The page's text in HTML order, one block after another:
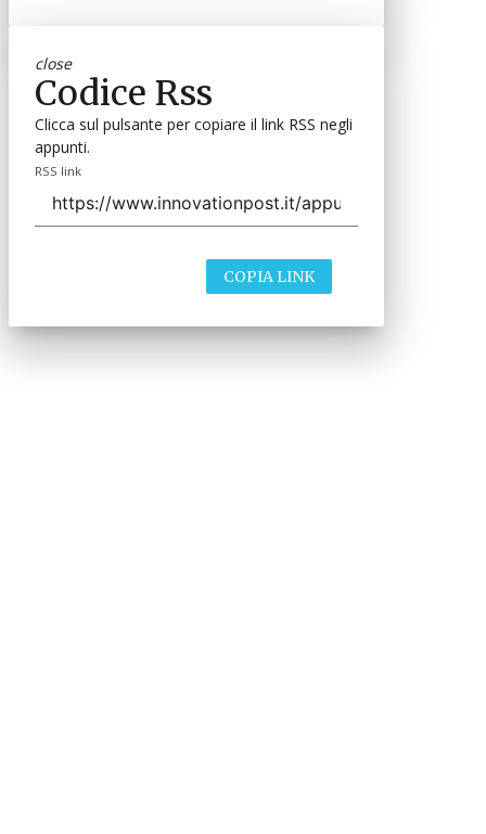
close
Codice Rss
Clicca sul pulsante per copiare il link RSS negli
appunti.
RSS link
COPIA LINK